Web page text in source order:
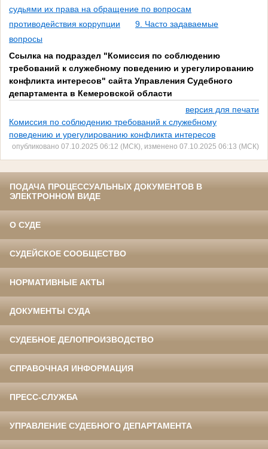
судьями их права на обращение по вопросам
противодействия коррупции
9. Часто задаваемые
вопросы
Ссылка на подраздел "Комиссия по соблюдению
требований к служебному поведению и урегулированию
конфликта интересов" сайта Управления Судебного
департамента в Кемеровской области
версия для печати
Комиссия по соблюдению требований к служебному
поведению и урегулированию конфликта интересов
опубликовано 07.10.2025 06:12 (МСК), изменено 07.10.2025 06:13 (МСК)
ПОДАЧА ПРОЦЕССУАЛЬНЫХ ДОКУМЕНТОВ В
ЭЛЕКТРОННОМ ВИДЕ
О СУДЕ
СУДЕЙСКОЕ СООБЩЕСТВО
НОРМАТИВНЫЕ АКТЫ
ДОКУМЕНТЫ СУДА
СУДЕБНОЕ ДЕЛОПРОИЗВОДСТВО
СПРАВОЧНАЯ ИНФОРМАЦИЯ
ПРЕСС-СЛУЖБА
УПРАВЛЕНИЕ СУДЕБНОГО ДЕПАРТАМЕНТА